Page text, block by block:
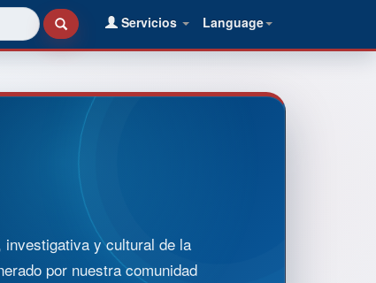
Language
Servicios
y cultural de la
por nuestra comunidad